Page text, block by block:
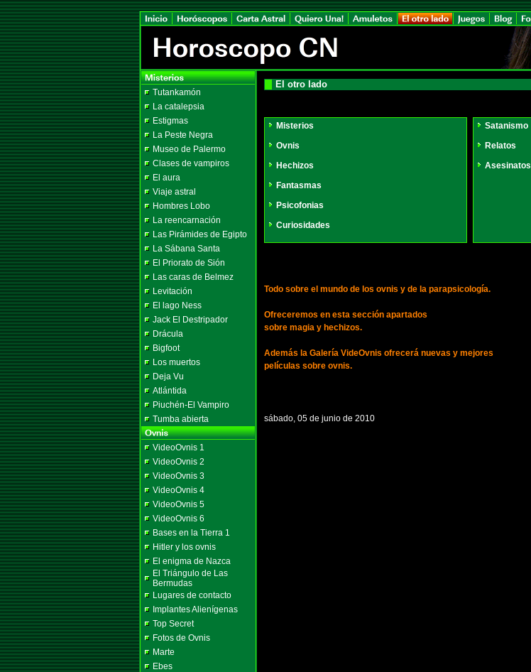
Tutankamón
La catalepsia
Estigmas
La Peste Negra
Museo de Palermo
Clases de vampiros
El aura
Viaje astral
Hombres Lobo
La reencarnación
Las Pirámides de Egipto
La Sábana Santa
El Priorato de Sión
Las caras de Belmez
Levitación
El lago Ness
Jack El Destripador
Drácula
Bigfoot
Los muertos
Deja Vu
Atlántida
Piuchén-El Vampiro
Tumba abierta
VideoOvnis 1
VideoOvnis 2
VideoOvnis 3
VideoOvnis 4
VideoOvnis 5
VideoOvnis 6
Bases en la Tierra 1
Hitler y los ovnis
El enigma de Nazca
El Triángulo de Las
Bermudas
Lugares de contacto
Implantes Alienígenas
Top Secret
Fotos de Ovnis
Marte
Ebes
El otro lado
Misterios
Ovnis
Hechizos
Fantasmas
Psicofonias
Curiosidades
Satanismo
Relatos
Asesinatos
Todo sobre el mundo de los ovnis y de la parapsicología.
Ofreceremos en esta sección apartados
sobre magia y hechizos.
Además la Galería VideOvnis ofrecerá nuevas y mejores
películas sobre ovnis.
sábado, 05 de junio de 2010